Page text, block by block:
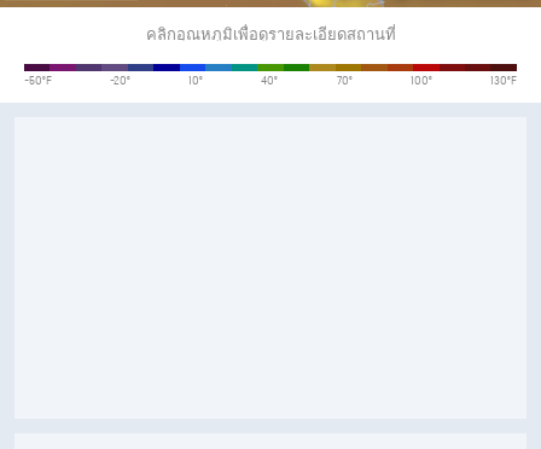
คลิกอุณหภูมิเพื่อดูรายละเอียดสถานที่
-50°F -20° 10° 40° 70° 100° 130°F